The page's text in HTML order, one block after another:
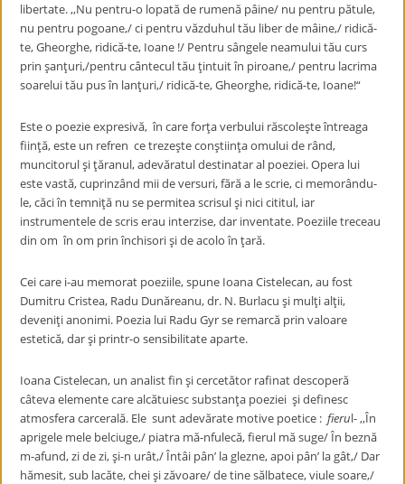
libertate. ,,Nu pentru-o lopată de rumenă pâine/ nu pentru pătule,
nu pentru pogoane,/ ci pentru văzduhul tău liber de mâine,/ ridică-
te, Gheorghe, ridică-te, Ioane !/ Pentru sângele neamului tău curs
prin şanţuri,/pentru cântecul tău ţintuit în piroane,/ pentru lacrima
soarelui tău pus în lanţuri,/ ridică-te, Gheorghe, ridică-te, Ioane!“
Este o poezie expresivă, în care forţa verbului răscoleşte întreaga
fiinţă, este un refren ce trezeşte conştiinţa omului de rând,
muncitorul şi ţăranul, adevăratul destinatar al poeziei. Opera lui
este vastă, cuprinzând mii de versuri, fără a le scrie, ci memorându-
le, căci în temniţă nu se permitea scrisul şi nici cititul, iar
instrumentele de scris erau interzise, dar inventate. Poeziile treceau
din om în om prin închisori şi de acolo în ţară.
Cei care i-au memorat poeziile, spune Ioana Cistelecan, au fost
Dumitru Cristea, Radu Dunăreanu, dr. N. Burlacu şi mulţi alţii,
deveniţi anonimi. Poezia lui Radu Gyr se remarcă prin valoare
estetică, dar şi printr-o sensibilitate aparte.
Ioana Cistelecan, un analist fin şi cercetător rafinat descoperă
câteva elemente care alcătuiesc substanţa poeziei şi definesc
atmosfera carcerală. Ele sunt adevărate motive poetice :fierul- ,,În
aprigele mele belciuge,/ piatra mă-nfulecă, fierul mă suge/ În beznă
m-afund, zi de zi, şi-n urât,/ Întâi pân’ la glezne, apoi pân’ la gât,/ Dar
hămesit, sub lacăte, chei şi zăvoare/ de tine sălbatece, viule soare,/